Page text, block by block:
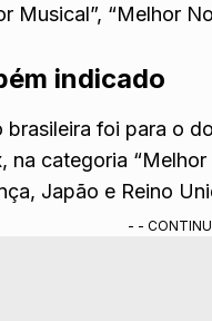
Musical”, “Melhor
indicado
foi para o
na categoria
Japão e Reino
- -